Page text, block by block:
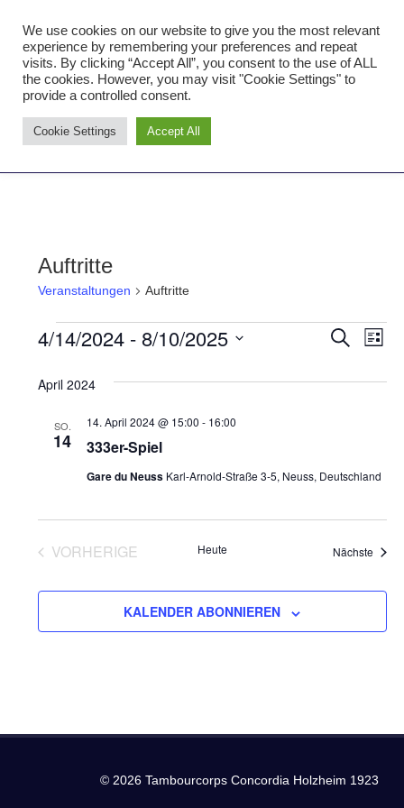
Inhalt
springenTambourcorps Concordia
Holzheim 1923
Tambourcorps
Concordia
Auftritte
Veranstaltungen Auftritte
Veranstaltungen
Suche
SUCHE
LISTE
4/14/2024 - 8/10/2025
wählen.
April 2024
SO.
14 333er-Spiel
14. April 2024 @ 15:00 - 16:00
Gare du Neuss Karl-Arnold-Straße 3-5, Neuss, Deutschland
VORHERIGE
Heute Nächste
KALENDER ABONNIEREN
© 2026 Tambourcorps Concordia Holzheim 1923
We use cookies on our website to give you the most relevant
experience by remembering your preferences and repeat
visits. By clicking “Accept All”, you consent to the use of ALL
the cookies. However, you may visit "Cookie Settings" to
provide a controlled consent.
Cookie Settings Accept All